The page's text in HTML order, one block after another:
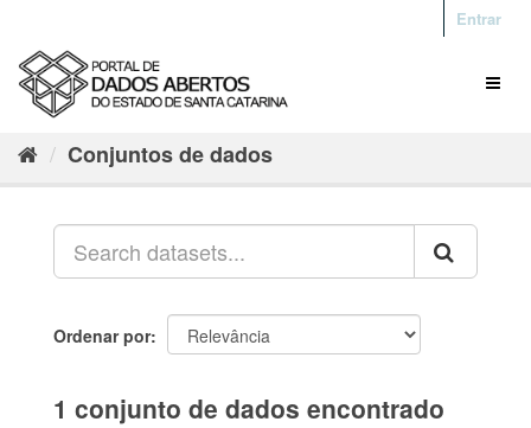
Entrar
Conjuntos de dados
Ordenar por
1 conjunto de dados encontrado